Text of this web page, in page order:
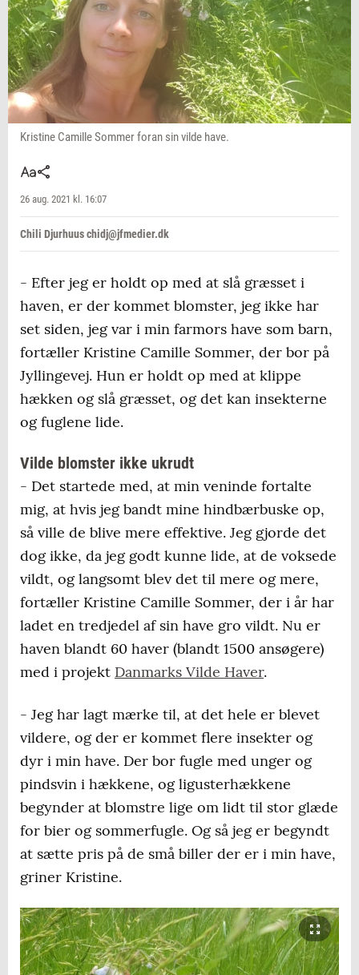
Kristine Camille Sommer foran sin vilde have.
26 aug. 2021 kl. 16:07
Chili Djurhuus chidj@jfmedier.dk
- Efter jeg er holdt op med at slå græsset i
haven, er der kommet blomster, jeg ikke har
set siden, jeg var i min farmors have som barn,
fortæller Kristine Camille Sommer, der bor på
Jyllingevej. Hun er holdt op med at klippe
hækken og slå græsset, og det kan insekterne
og fuglene lide.
Vilde blomster ikke ukrudt
- Det startede med, at min veninde fortalte
mig, at hvis jeg bandt mine hindbærbuske op,
så ville de blive mere effektive. Jeg gjorde det
dog ikke, da jeg godt kunne lide, at de voksede
vildt, og langsomt blev det til mere og mere,
fortæller Kristine Camille Sommer, der i år har
ladet en tredjedel af sin have gro vildt. Nu er
haven blandt 60 haver (blandt 1500 ansøgere)
med i projekt Danmarks Vilde Haver.
- Jeg har lagt mærke til, at det hele er blevet
vildere, og der er kommet flere insekter og
dyr i min have. Der bor fugle med unger og
pindsvin i hækkene, og ligusterhækkene
begynder at blomstre lige om lidt til stor glæde
for bier og sommerfugle. Og så jeg er begyndt
at sætte pris på de små biller der er i min have,
griner Kristine.